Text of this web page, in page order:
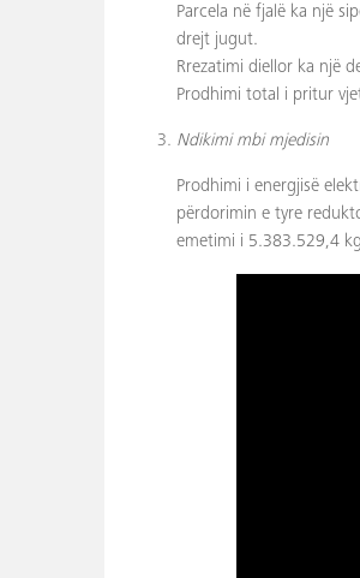
Parcela në fjalë ka një
drejt jugut.
Rrezatimi diellor ka një
Prodhimi total i pritur
Ndikimi mbi mjedisin
Prodhimi i energjisë
përdorimin e tyre
emetimi i 5.383.529,4